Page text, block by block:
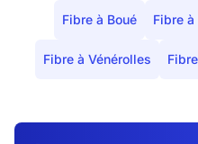
Fibre à Boué Fibre
Fibre à Vénérolles